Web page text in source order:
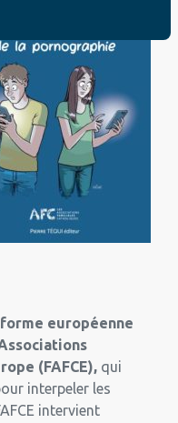
européenne
(FAFCE), qui
interpeler les
intervient